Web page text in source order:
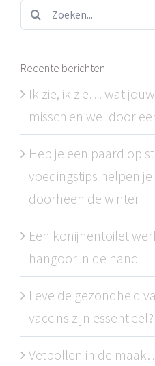
Zoeken...
Recente berichten
Ik zie, ik zie… wat
misschien wel door
Heb je een paard op
voedingstips helpen
doorheen de winter
Een konijnentoilet
hangoor in de hand
Leve de gezondheid
vaccins zijn essentieel?
Vetbollen in de